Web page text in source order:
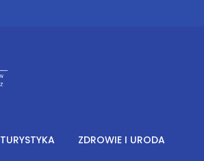
TURYSTYKA ZDROWIE I URODA